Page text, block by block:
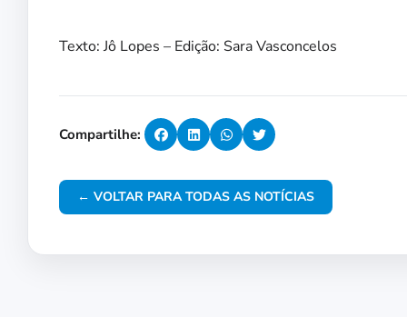
Texto: Jô Lopes – Edição: Sara Vasconcelos
Compartilhe:
← VOLTAR PARA TODAS AS NOTÍCIAS